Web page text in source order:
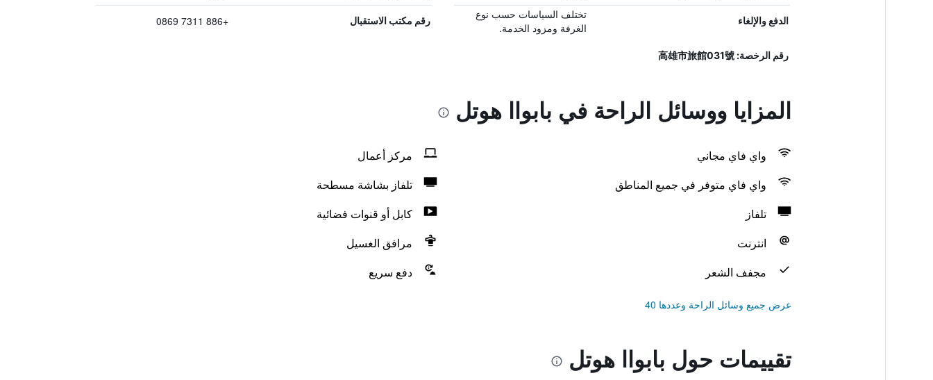
الدفع والإلغاء
تختلف السياسات حسب نوع
الغرفة ومزود الخدمة.
رقم مكتب الاستقبال +886 7311 0869
رقم الرخصة: 高雄市旅館031號
المزايا ووسائل الراحة في بابواا هوتل
واي فاي مجاني
مركز أعمال
واي فاي متوفر في جميع المناطق
تلفاز بشاشة مسطحة
تلفاز
كابل أو قنوات فضائية
انترنت
مرافق الغسيل
مجفف الشعر
دفع سريع
عرض جميع وسائل الراحة وعددها 40
تقييمات حول بابواا هوتل